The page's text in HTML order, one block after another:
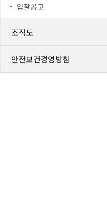
입찰공고
조직도
안전보건경영방침